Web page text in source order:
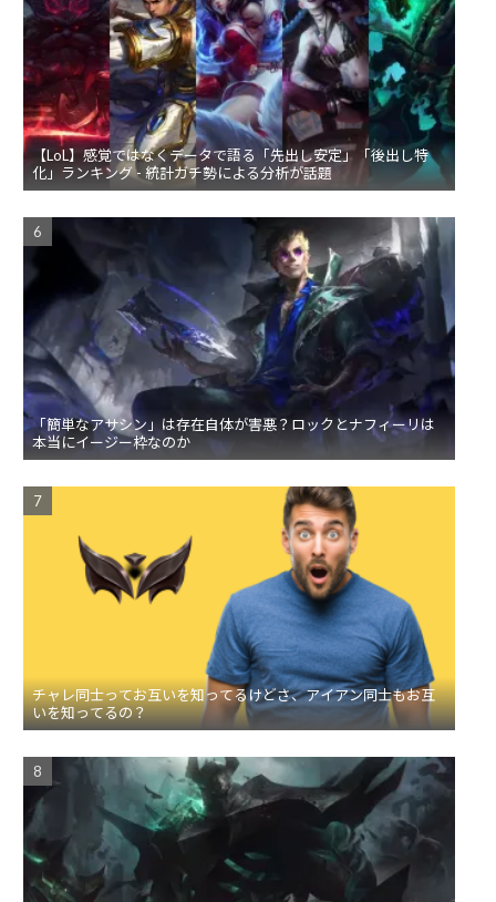
【LoL】感覚ではなくデータで語る「先出し安定」「後出し特
化」ランキング - 統計ガチ勢による分析が話題
「簡単なアサシン」は存在自体が害悪？ロックとナフィーリは
本当にイージー枠なのか
チャレ同士ってお互いを知ってるけどさ、アイアン同士もお互
いを知ってるの？